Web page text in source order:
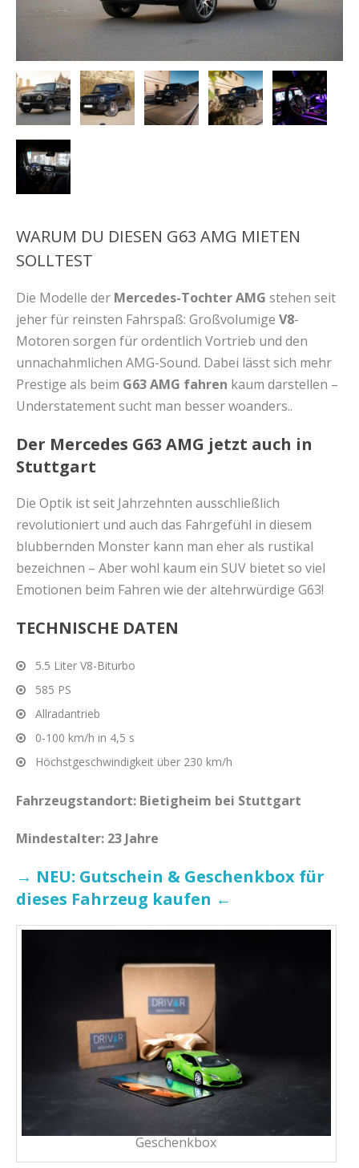
WARUM DU DIESEN G63 AMG MIETEN
SOLLTEST
Die Modelle der Mercedes-Tochter AMG stehen seit
jeher für reinsten Fahrspaß: Großvolumige V8-
Motoren sorgen für ordentlich Vortrieb und den
unnachahmlichen AMG-Sound. Dabei lässt sich mehr
Prestige als beim G63 AMG fahren kaum darstellen –
Understatement sucht man besser woanders..
Der Mercedes G63 AMG jetzt auch in
Stuttgart
Die Optik ist seit Jahrzehnten ausschließlich
revolutioniert und auch das Fahrgefühl in diesem
blubbernden Monster kann man eher als rustikal
bezeichnen – Aber wohl kaum ein SUV bietet so viel
Emotionen beim Fahren wie der altehrwürdige G63!
TECHNISCHE DATEN
5.5 Liter V8-Biturbo
585 PS
Allradantrieb
0-100 km/h in 4,5 s
Höchstgeschwindigkeit über 230 km/h
Fahrzeugstandort: Bietigheim bei Stuttgart
Mindestalter: 23 Jahre
→ NEU: Gutschein & Geschenkbox für
dieses Fahrzeug kaufen ←
Geschenkbox